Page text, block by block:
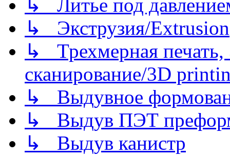
↳ Литье под
↳ Экструзия/Extrusion
↳ Трехмерная
сканирование/3D
↳ Выдувное
↳ Выдув ПЭТ
↳ Выдув канистр